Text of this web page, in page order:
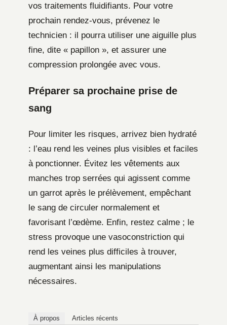
vos traitements fluidifiants. Pour votre
prochain rendez-vous, prévenez le
technicien : il pourra utiliser une aiguille plus
fine, dite « papillon », et assurer une
compression prolongée avec vous.
Préparer sa prochaine prise de
sang
Pour limiter les risques, arrivez bien hydraté
: l’eau rend les veines plus visibles et faciles
à ponctionner. Évitez les vêtements aux
manches trop serrées qui agissent comme
un garrot après le prélèvement, empêchant
le sang de circuler normalement et
favorisant l’œdème. Enfin, restez calme ; le
stress provoque une vasoconstriction qui
rend les veines plus difficiles à trouver,
augmentant ainsi les manipulations
nécessaires.
À propos Articles récents